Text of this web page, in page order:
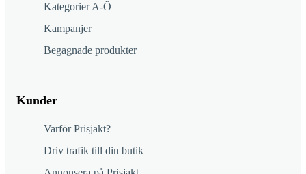
Kategorier A-Ö
Kampanjer
Begagnade produkter
Kunder
Varför Prisjakt?
Driv trafik till din butik